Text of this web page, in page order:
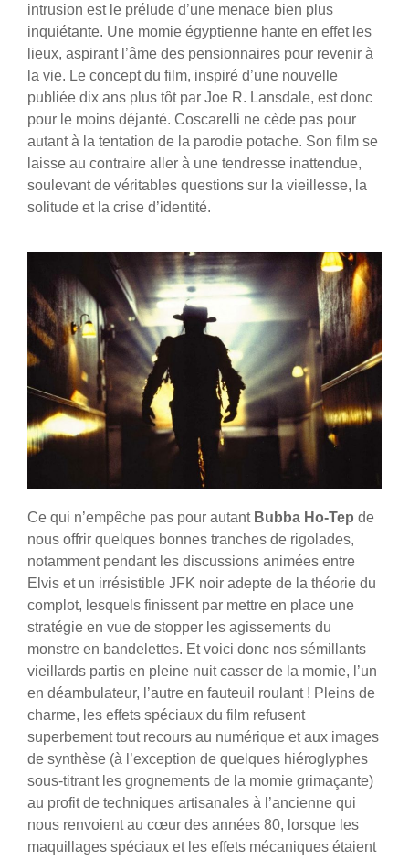
intrusion est le prélude d’une menace bien plus
inquiétante. Une momie égyptienne hante en effet les
lieux, aspirant l’âme des pensionnaires pour revenir à
la vie. Le concept du film, inspiré d’une nouvelle
publiée dix ans plus tôt par Joe R. Lansdale, est donc
pour le moins déjanté. Coscarelli ne cède pas pour
autant à la tentation de la parodie potache. Son film se
laisse au contraire aller à une tendresse inattendue,
soulevant de véritables questions sur la vieillesse, la
solitude et la crise d’identité.
Ce qui n’empêche pas pour autant Bubba Ho-Tep de
nous offrir quelques bonnes tranches de rigolades,
notamment pendant les discussions animées entre
Elvis et un irrésistible JFK noir adepte de la théorie du
complot, lesquels finissent par mettre en place une
stratégie en vue de stopper les agissements du
monstre en bandelettes. Et voici donc nos sémillants
vieillards partis en pleine nuit casser de la momie, l’un
en déambulateur, l’autre en fauteuil roulant ! Pleins de
charme, les effets spéciaux du film refusent
superbement tout recours au numérique et aux images
de synthèse (à l’exception de quelques hiéroglyphes
sous-titrant les grognements de la momie grimaçante)
au profit de techniques artisanales à l’ancienne qui
nous renvoient au cœur des années 80, lorsque les
maquillages spéciaux et les effets mécaniques étaient